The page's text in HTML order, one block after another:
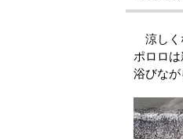
涼しく
ポロロ
浴びなが